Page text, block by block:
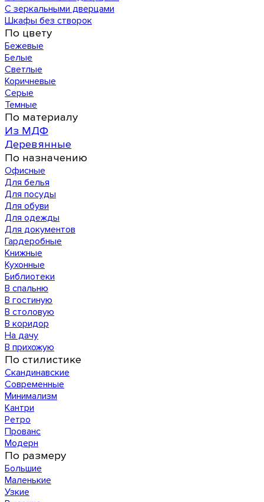
С зеркальными дверцами
Шкафы без створок
По цвету
Бежевые
Белые
Светлые
Коричневые
Серые
Темные
По материалу
Из МДФ
Деревянные
По назначению
Офисные
Для белья
Для посуды
Для обуви
Для одежды
Для документов
Гардеробные
Книжные
Кухонные
Библиотеки
В спальню
В гостиную
В столовую
В коридор
На дачу
В прихожую
По стилистике
Скандинавские
Современные
Минимализм
Кантри
Ретро
Прованс
Модерн
По размеру
Большие
Маленькие
Узкие